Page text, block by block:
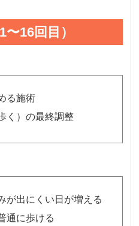
16回目）
る施術
く）の最終調整
が出にくい日が増える
通に歩ける